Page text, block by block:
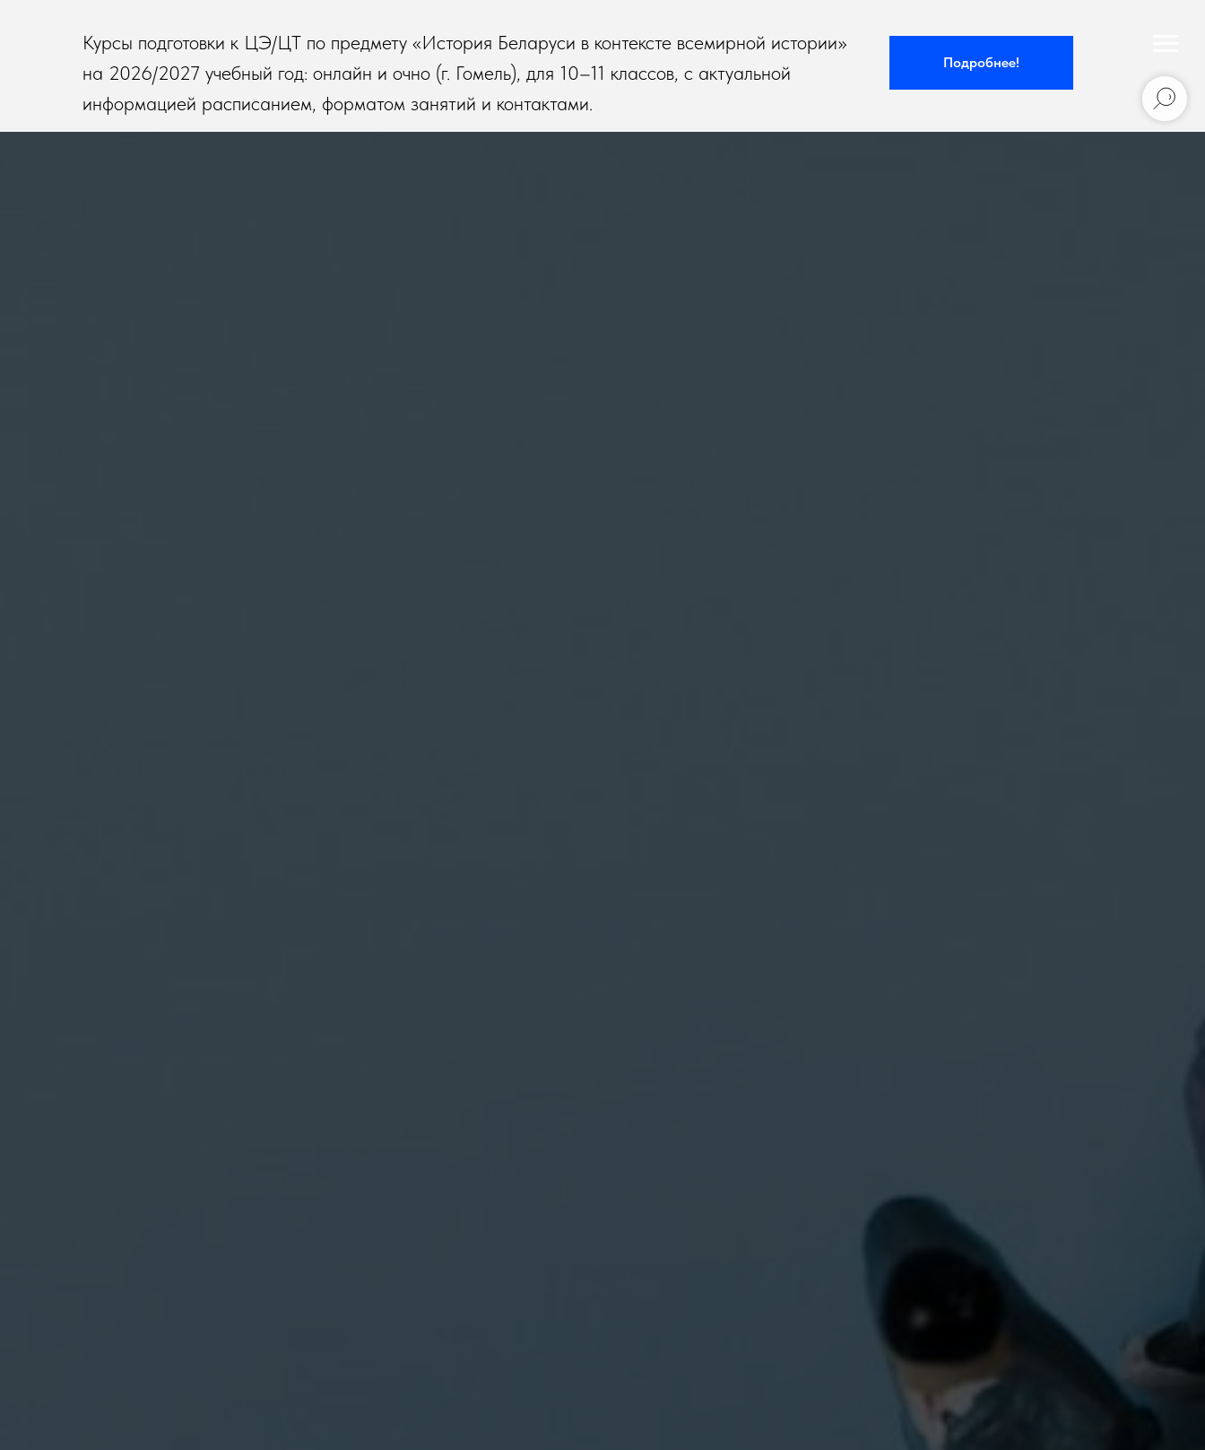
Курсы подготовки к ЦЭ/ЦТ по предмету «История Беларуси в контексте всемирной истории»
на 2026/2027 учебный год: онлайн и очно (г. Гомель), для 10–11 классов, с актуальной
информацией расписанием, форматом занятий и контактами.
Подробнее!